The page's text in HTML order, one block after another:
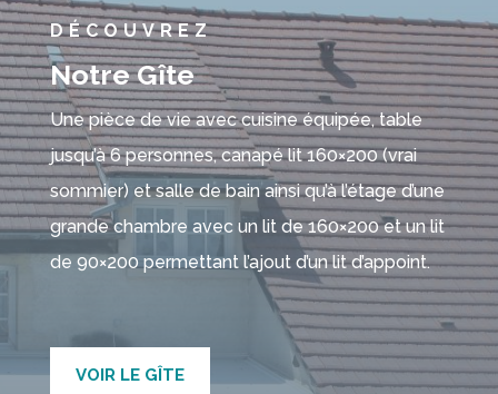
DÉCOUVREZ
Notre Gîte
Une pièce de vie avec cuisine équipée, table
jusqu’à 6 personnes, canapé lit 160×200 (vrai
sommier) et salle de bain ainsi qu’à l’étage d’une
grande chambre avec un lit de 160×200 et un lit
de 90×200 permettant l’ajout d’un lit d’appoint.
VOIR LE GÎTE